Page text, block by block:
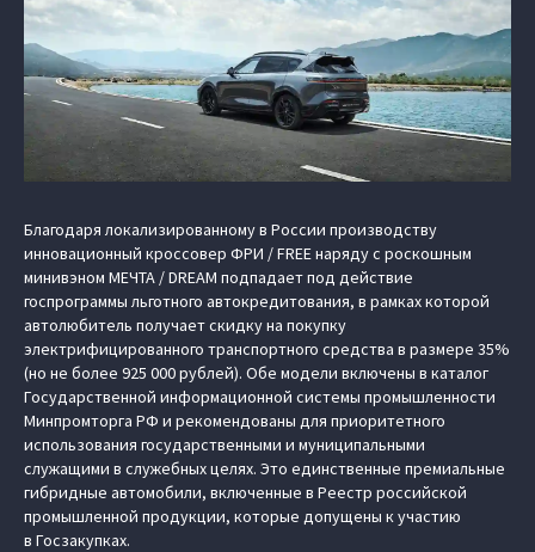
Благодаря локализированному в России производству
инновационный кроссовер ФРИ / FREE наряду с роскошным
минивэном МЕЧТА / DREAM подпадает под действие
госпрограммы льготного автокредитования, в рамках которой
автолюбитель получает скидку на покупку
электрифицированного транспортного средства в размере 35%
(но не более 925 000 рублей). Обе модели включены в каталог
Государственной информационной системы промышленности
Минпромторга РФ и рекомендованы для приоритетного
использования государственными и муниципальными
служащими в служебных целях. Это единственные премиальные
гибридные автомобили, включенные в Реестр российской
промышленной продукции, которые допущены к участию
в Госзакупках.